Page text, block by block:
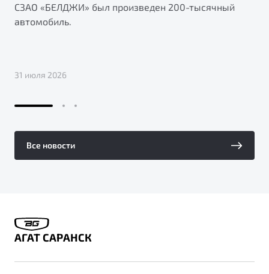
СЗАО «БЕЛДЖИ» был произведен 200-тысячный
автомобиль.
31 июля 2026
Все новости
АГАТ САРАНСК